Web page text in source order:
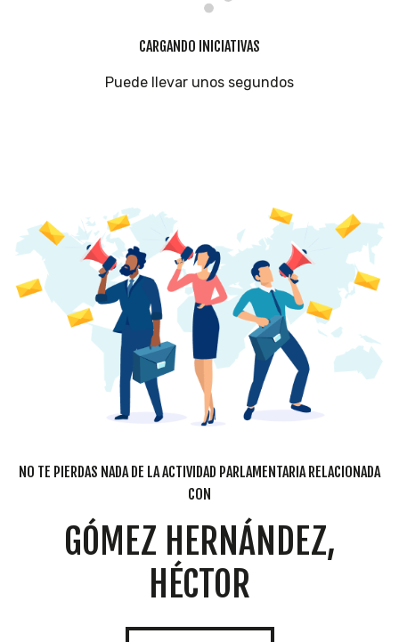
CARGANDO INICIATIVAS
Puede llevar unos segundos
NO TE PIERDAS NADA DE LA ACTIVIDAD PARLAMENTARIA RELACIONADA
CON
GÓMEZ HERNÁNDEZ,
HÉCTOR